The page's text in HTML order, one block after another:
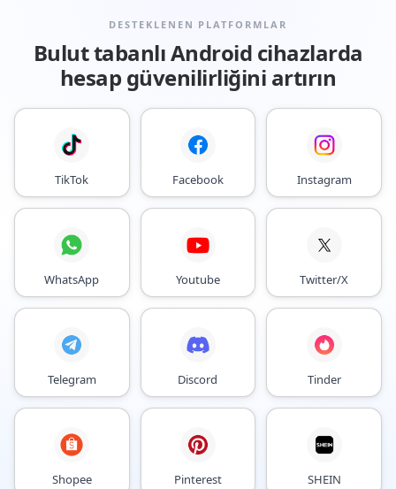
DESTEKLENEN PLATFORMLAR
Bulut tabanlı Android cihazlarda
hesap güvenilirliğini artırın
TikTok Facebook Instagram
WhatsApp Youtube Twitter/X
Telegram Discord Tinder
Shopee Pinterest SHEIN